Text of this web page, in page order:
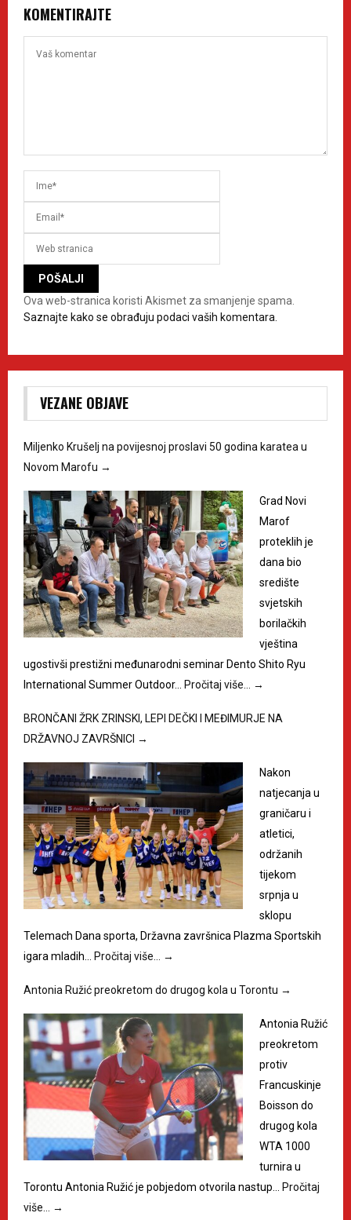
KOMENTIRAJTE
Ova web-stranica koristi Akismet za smanjenje spama.
Saznajte kako se obrađuju podaci vaših komentara.
VEZANE OBJAVE
Miljenko Krušelj na povijesnoj proslavi 50 godina karatea u
Novom Marofu →
Grad Novi
Marof
proteklih je
dana bio
središte
svjetskih
borilačkih
vještina
ugostivši prestižni međunarodni seminar Dento Shito Ryu
International Summer Outdoor…
Pročitaj više… →
BRONČANI ŽRK ZRINSKI, LEPI DEČKI I MEĐIMURJE NA
DRŽAVNOJ ZAVRŠNICI →
Nakon
natjecanja u
graničaru i
atletici,
održanih
tijekom
srpnja u
sklopu
Telemach Dana sporta, Državna završnica Plazma Sportskih
igara mladih…
Pročitaj više… →
Antonia Ružić preokretom do drugog kola u Torontu →
Antonia Ružić
preokretom
protiv
Francuskinje
Boisson do
drugog kola
WTA 1000
turnira u
Torontu Antonia Ružić je pobjedom otvorila nastup…
Pročitaj
više…
→